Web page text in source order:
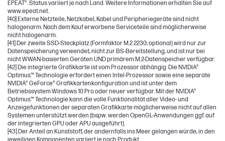
EPEAT®. Status variiert je nach Land. Weitere Informationen erhalten Sie auf
www.epeat.net.
[40] Externe Netzteile, Netzkabel, Kabel und Peripheriegeräte sind nicht
halogenarm. Nach dem Kauf erworbene Serviceteile sind möglicherweise
nicht halogenarm.
[41] Der zweite SSD-Steckplatz (Formfaktor M.2 2230; optional) wird nur zur
Datenspeicherung verwendet, nicht zur BS-Bereitstellung, und ist nur bei
nicht WWAN-basierten Geräten UND primärem M.2-Datenspeicher verfügbar.
[42] Die integrierte Grafikkarte ist vom Prozessor abhängig. Die NVIDIA®
Optimus™ Technologie erfordert einen Intel-Prozessor sowie eine separate
NVIDIA® GeForce® Grafikkartenkonfiguration und ist unter dem
Betriebssystem Windows 10 Pro oder neuer verfügbar. Mit der NVIDIA®
Optimus™ Technologie kann die volle Funktionalität aller Video- und
Anzeigefunktionen der separaten Grafikkarte möglicherweise nicht auf allen
Systemen unterstützt werden (bspw. werden OpenGL-Anwendungen ggf. auf
der integrierten GPU oder APU ausgeführt).
[43] Der Anteil an Kunststoff, der andernfalls ins Meer gelangen würde, in den